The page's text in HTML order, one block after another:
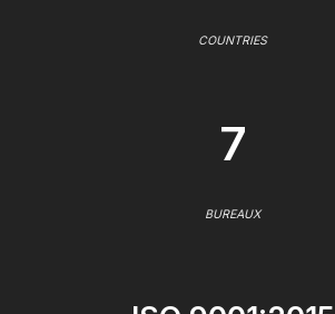
COUNTRIES
7
BUREAUX